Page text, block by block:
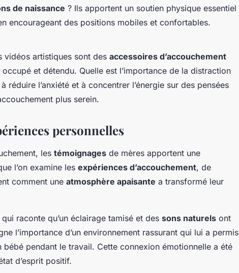
de naissance ? Ils apportent un soutien physique essentiel
encourageant des positions mobiles et confortables.
vidéos artistiques sont des accessoires d’accouchement
et détendu. Quelle est l’importance de la distraction
réduire l’anxiété et à concentrer l’énergie sur des pensées
plus serein.
personnelles
les témoignages de mères apportent une
l’on examine les expériences d’accouchement, de
comment une atmosphère apaisante a transformé leur
raconte qu’un éclairage tamisé et des sons naturels ont
l’importance d’un environnement rassurant qui lui a permis
pendant le travail. Cette connexion émotionnelle a été
d’esprit positif.